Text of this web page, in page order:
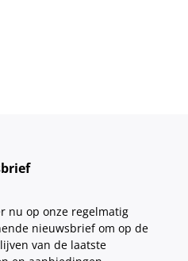
nu op onze regelmatig
nieuwsbrief om op de
van de laatste